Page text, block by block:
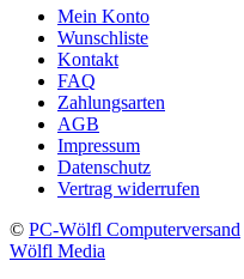
Mein Konto
Wunschliste
Kontakt
FAQ
Zahlungsarten
AGB
Impressum
Datenschutz
Vertrag widerrufen
© PC-Wölfl Computerversand
Wölfl Media